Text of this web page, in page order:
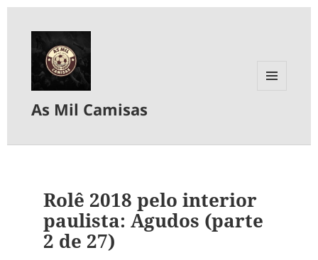
As Mil Camisas
Rolê 2018 pelo interior
paulista: Agudos (parte
2 de 27)